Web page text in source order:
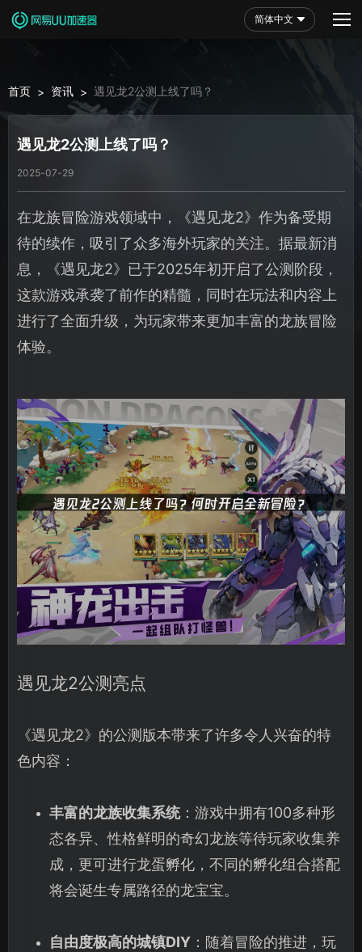
简体中文
首页 > 资讯 > 遇见龙2公测上线了吗？
遇见龙2公测上线了吗？
2025-07-29
在龙族冒险游戏领域中，《遇见龙2》作为备受期
待的续作，吸引了众多海外玩家的关注。据最新消
息，《遇见龙2》已于2025年初开启了公测阶段，
这款游戏承袭了前作的精髓，同时在玩法和内容上
进行了全面升级，为玩家带来更加丰富的龙族冒险
体验。
遇见龙2公测亮点
《遇见龙2》的公测版本带来了许多令人兴奋的特
色内容：
丰富的龙族收集系统：游戏中拥有100多种形
态各异、性格鲜明的奇幻龙族等待玩家收集养
成，更可进行龙蛋孵化，不同的孵化组合搭配
将会诞生专属路径的龙宝宝。
自由度极高的城镇DIY：随着冒险的推进，玩